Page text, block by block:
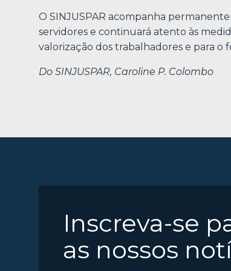
O SINJUSPAR acompanha
servidores e continuará atento às
valorização dos trabalhadores e para o
Do SINJUSPAR, Caroline P. Colombo
Inscreva-se
as nossos